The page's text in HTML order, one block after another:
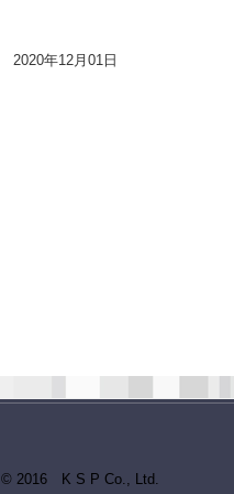
2020年12月01日
© 2016 K S P Co., Ltd.